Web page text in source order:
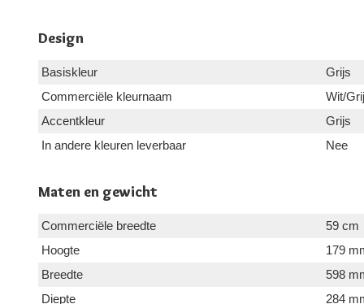
Design
Basiskleur
Grijs
Commerciële kleurnaam
Wit/
Accentkleur
Grijs
In andere kleuren leverbaar
Nee
Maten en gewicht
Commerciële breedte
59 cm
Hoogte
179
Breedte
598
Diepte
284